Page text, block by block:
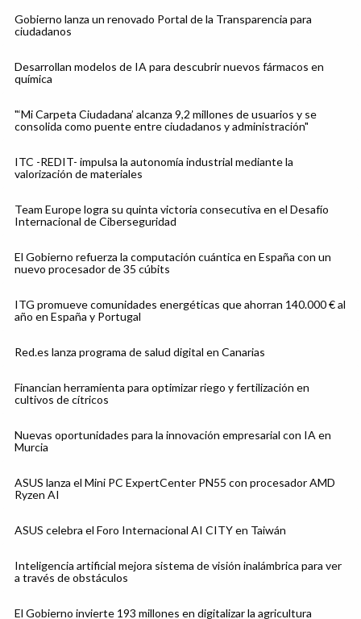
Gobierno lanza un renovado Portal de la Transparencia para
ciudadanos
Desarrollan modelos de IA para descubrir nuevos fármacos en
química
"‘Mi Carpeta Ciudadana’ alcanza 9,2 millones de usuarios y se
consolida como puente entre ciudadanos y administración"
ITC -REDIT- impulsa la autonomía industrial mediante la
valorización de materiales
Team Europe logra su quinta victoria consecutiva en el Desafío
Internacional de Ciberseguridad
El Gobierno refuerza la computación cuántica en España con un
nuevo procesador de 35 cúbits
ITG promueve comunidades energéticas que ahorran 140.000 € al
año en España y Portugal
Red.es lanza programa de salud digital en Canarias
Financian herramienta para optimizar riego y fertilización en
cultivos de cítricos
Nuevas oportunidades para la innovación empresarial con IA en
Murcia
ASUS lanza el Mini PC ExpertCenter PN55 con procesador AMD
Ryzen AI
ASUS celebra el Foro Internacional AI CITY en Taiwán
Inteligencia artificial mejora sistema de visión inalámbrica para ver
a través de obstáculos
El Gobierno invierte 193 millones en digitalizar la agricultura